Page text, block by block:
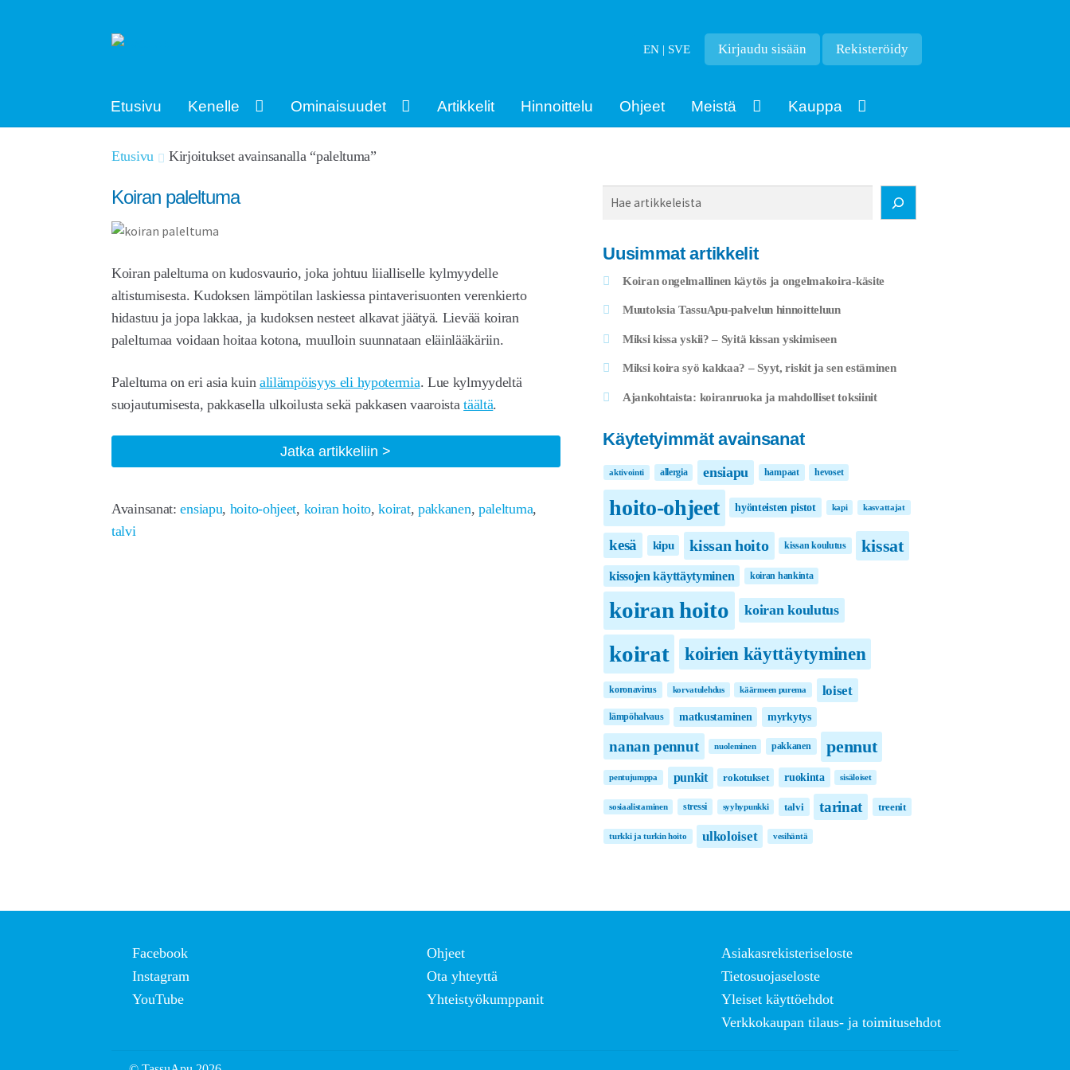
Siirry
Siirry
EN | SVE Kirjaudu sisään Rekisteröidy
Etusivu Kenelle Ominaisuudet Artikkelit Hinnoittelu Ohjeet Meistä Kauppa
Etusivu Kirjoitukset avainsanalla “paleltuma”
Koiran paleltuma
Koiran paleltuma on kudosvaurio, joka johtuu liialliselle kylmyydelle
altistumisesta. Kudoksen lämpötilan laskiessa pintaverisuonten verenkierto
hidastuu ja jopa lakkaa, ja kudoksen nesteet alkavat jäätyä. Lievää koiran
paleltumaa voidaan hoitaa kotona, muulloin suunnataan eläinlääkäriin.
Paleltuma on eri asia kuin alilämpöisyys eli hypotermia. Lue kylmyydeltä
suojautumisesta, pakkasella ulkoilusta sekä pakkasen vaaroistatäältä.
Jatka artikkeliinKoiran
paleltuma
Avainsanat:ensiapu, hoito-ohjeet, koiran hoito,koirat, pakkanen, paleltuma,
talvi
Haku
Uusimmat artikkelit
Koiran ongelmallinen käytös ja ongelmakoira-käsite
Muutoksia TassuApu-palvelun hinnoitteluun
Miksi kissa yskii? – Syitä kissan yskimiseen
Miksi koira syö kakkaa? – Syyt, riskit ja sen estäminen
Ajankohtaista: koiranruoka ja mahdolliset toksiinit
Käytetyimmät avainsanat
aktivointi allergia ensiapu hampaat hevoset
hoito-ohjeet hyönteisten pistot kapi kasvattajat
kesä kipu kissan hoito kissan koulutus kissat
kissojen käyttäytyminen koiran hankinta
koiran hoito koiran koulutus
koirat koirien käyttäytyminen
koronavirus korvatulehdus käärmeen purema loiset
lämpöhalvaus matkustaminen myrkytys
nanan pennut nuoleminen pakkanen pennut
pentujumppa punkit rokotukset ruokinta sisäloiset
sosiaalistaminen stressi syyhypunkki talvi tarinat treenit
turkki ja turkin hoito ulkoloiset vesihäntä
Facebook
Instagram
YouTube
Ohjeet
Ota yhteyttä
Yhteistyökumppanit
Asiakasrekisteriseloste
Tietosuojaseloste
Yleiset käyttöehdot
Verkkokaupan tilaus- ja toimitusehdot